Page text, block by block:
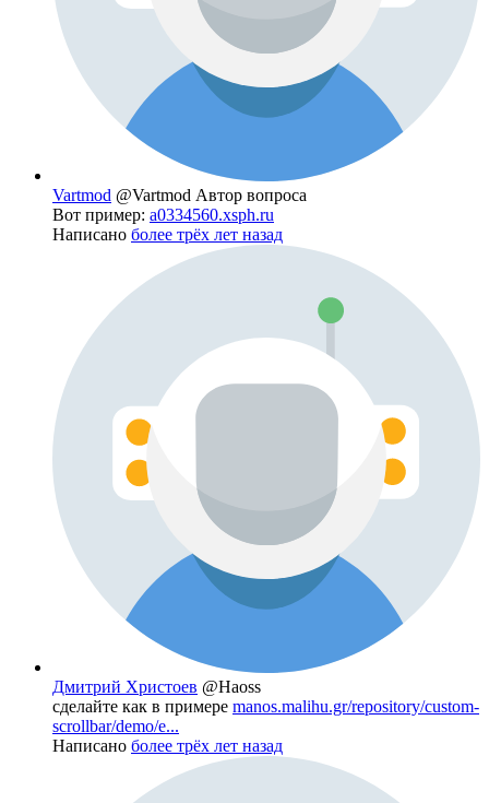
Vartmod @Vartmod Автор вопроса
Вот пример: a0334560.xsph.ru
Написано более трёх лет назад
Дмитрий Христоев @Haoss
сделайте как в примере manos.malihu.gr/repository/custom-
scrollbar/demo/e...
Написано более трёх лет назад